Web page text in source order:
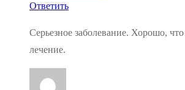
Ответить
Серьезное заболевание. Хорошо,
лечение.